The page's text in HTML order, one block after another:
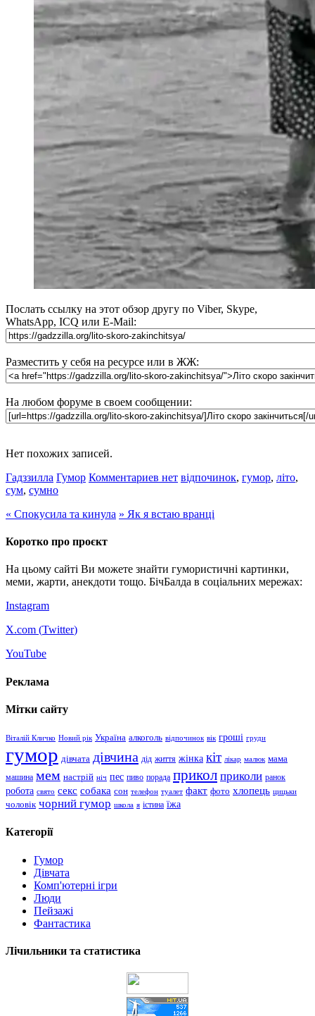
Послать ссылку на этот обзор другу по Viber, Skype,
WhatsApp, ICQ или E-Mail:
Разместить у себя на ресурсе или в ЖЖ:
На любом форуме в своем сообщении:
Нет похожих записей.
Гадззилла Гумор Комментариев нет відпочинок, гумор, літо,
сум, сумно
« Спокусила та кинула » Як я встаю вранці
Коротко про проєкт
На цьому сайті Ви можете знайти гумористичні картинки,
меми, жарти, анекдоти тощо. БічБалда в соціальних мережах:
Instagram
X.com (Twitter)
YouTube
Реклама
Мітки сайту
Віталій Кличко Новий рік Україна алкоголь відпочинок вік гроші груди
гумор дівчата дівчина дід життя жінка кіт лікар малюк мама
машина мем настрій ніч пес пиво порада прикол приколи ранок
робота свято секс собака сон телефон туалет факт фото хлопець цицьки
чоловік чорний гумор школа я істина їжа
Категорії
Гумор
Дівчата
Комп'ютерні ігри
Люди
Пейзажі
Фантастика
Лічильники та статистика